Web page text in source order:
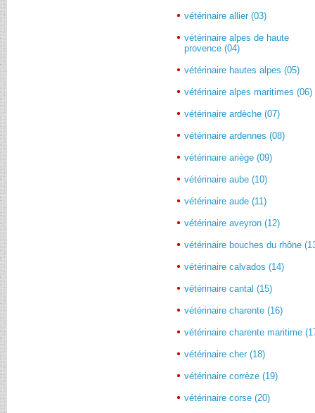
vétérinaire allier (03)
vétérinaire alpes de haute
provence (04)
vétérinaire hautes alpes (05)
vétérinaire alpes maritimes (06)
vétérinaire ardèche (07)
vétérinaire ardennes (08)
vétérinaire ariège (09)
vétérinaire aube (10)
vétérinaire aude (11)
vétérinaire aveyron (12)
vétérinaire bouches du rhône
vétérinaire calvados (14)
vétérinaire cantal (15)
vétérinaire charente (16)
vétérinaire charente maritime
vétérinaire cher (18)
vétérinaire corrèze (19)
vétérinaire corse (20)